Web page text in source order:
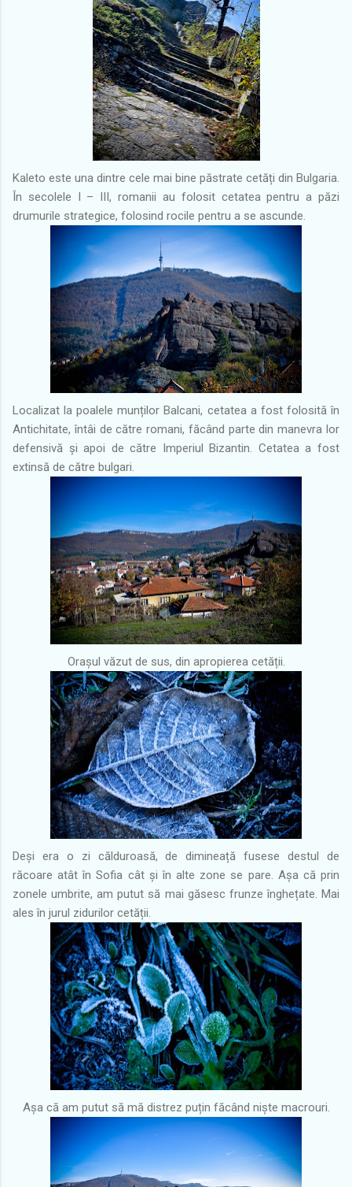
Kaleto este una dintre cele mai bine păstrate cetăți din Bulgaria.
În secolele I – III, romanii au folosit cetatea pentru a păzi
drumurile strategice, folosind rocile pentru a se ascunde.
Localizat la poalele munților Balcani, cetatea a fost folosită în
Antichitate, întâi de către romani, făcând parte din manevra lor
defensivă și apoi de către Imperiul Bizantin. Cetatea a fost
extinsă de către bulgari.
Orașul văzut de sus, din apropierea cetății.
Deși era o zi călduroasă, de dimineață fusese destul de
răcoare atât în Sofia cât și în alte zone se pare. Așa că prin
zonele umbrite, am putut să mai găsesc frunze înghețate. Mai
ales în jurul zidurilor cetății.
Așa că am putut să mă distrez puțin făcând niște macrouri.